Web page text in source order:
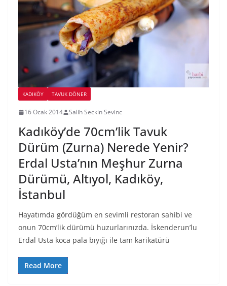
KADIKÖY TAVUK DÖNER
16 Ocak 2014 Salih Seckin Sevinc
Kadıköy’de 70cm’lik Tavuk
Dürüm (Zurna) Nerede Yenir?
Erdal Usta’nın Meşhur Zurna
Dürümü, Altıyol, Kadıköy,
İstanbul
Hayatımda gördüğüm en sevimli restoran sahibi ve
onun 70cm’lik dürümü huzurlarınızda. İskenderun’lu
Erdal Usta koca pala bıyığı ile tam karikatürü
Read More